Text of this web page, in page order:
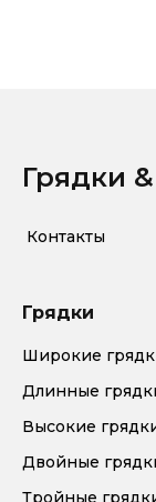
Грядки &
Контакты
Грядки
Широкие
Длинные
Высокие
Двойные
Тройные